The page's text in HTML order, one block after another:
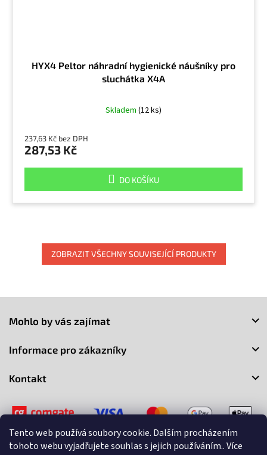
Tento web používá soubory cookie. Dalším procházením
tohoto webu vyjadřujete souhlas s jejich používáním.. Více
HYX4 Peltor náhradní hygienické náušníky pro
sluchátka X4A
Skladem (12 ks)
237,63 Kč bez DPH
287,53 Kč
DO KOŠÍKU
ZOBRAZIT VŠECHNY SOUVISEJÍCÍ PRODUKTY
Mohlo by vás zajímat
Informace pro zákazníky
Kontakt